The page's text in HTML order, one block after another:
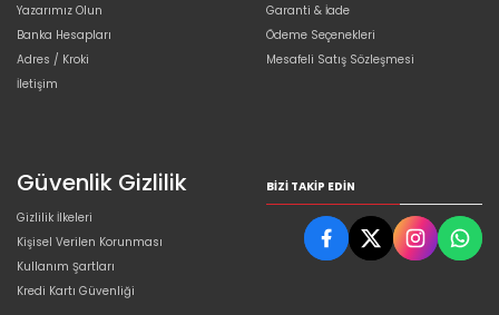
Yazarımız Olun
Banka Hesapları
Adres / Kroki
İletişim
Garanti & İade
Ödeme Seçenekleri
Mesafeli Satış Sözleşmesi
Güvenlik Gizlilik
Gizlilik İlkeleri
Kişisel Verilen Korunması
Kullanım Şartları
Kredi Kartı Güvenliği
BIZI TAKIP EDIN